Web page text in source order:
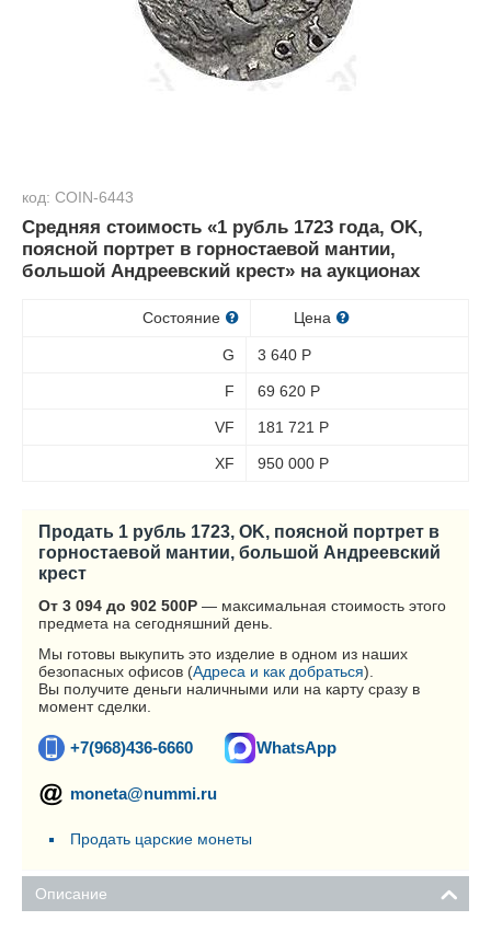
код: COIN-6443
Средняя стоимость «1 рубль 1723 года, OK,
поясной портрет в горностаевой мантии,
большой Андреевский крест» на аукционах
Состояние Цена
G 3 640 Р
F 69 620 Р
VF 181 721 Р
XF 950 000 Р
Продать 1 рубль 1723, OK, поясной портрет в
горностаевой мантии, большой Андреевский
крест
От 3 094 до 902 500Р — максимальная стоимость этого
предмета на сегодняшний день.
Мы готовы выкупить это изделие в одном из наших
безопасных офисов (Адреса и как добраться).
Вы получите деньги наличными или на карту сразу в
момент сделки.
+7(968)436-6660 WhatsApp
moneta@nummi.ru
Продать царские монеты
Описание